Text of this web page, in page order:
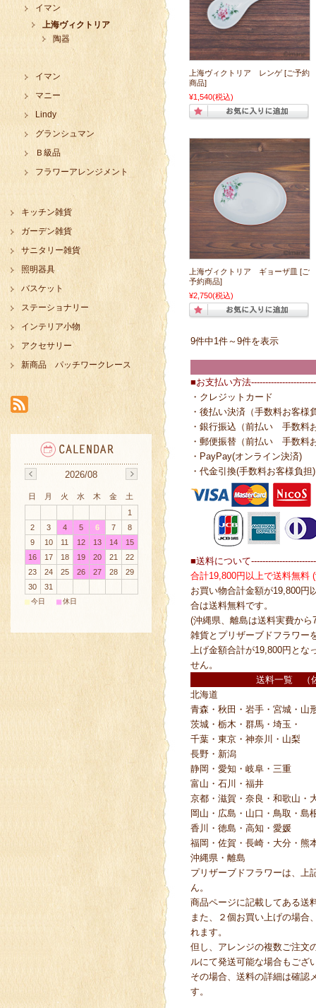
上海ヴィクトリア レンゲ [ご予約
商品]
¥1,540(税込)
上海ヴィクトリア ギョーザ皿 [ご
予約商品]
¥2,750(税込)
9件中1件～9件を表示
■お支払い方法
・クレジットカード
・後払い決済（手数料お客様
・銀行振込（前払い 手数料
・郵便振替（前払い 手数料
・PayPay(オンライン決済)
・代金引換(手数料お客様負担)
■送料について
合計19,800円以上で送料無料
お買い物合計金額が19,800円
合は送料無料です。
(沖縄県、離島は送料実費から
雑貨とプリザーブドフラワー
上げ金額合計が19,800円とな
せん。
送料一覧 （
北海道
青森・秋田・岩手・宮城・山
茨城・栃木・群馬・埼玉・
千葉・東京・神奈川・山梨
長野・新潟
静岡・愛知・岐阜・三重
富山・石川・福井
京都・滋賀・奈良・和歌山・
岡山・広島・山口・鳥取・島
香川・徳島・高知・愛媛
福岡・佐賀・長崎・大分・熊
沖縄県・離島
プリザーブドフラワーは、上
ん。
商品ページに記載してある送
また、２個お買い上げの場合
れます。
但し、アレンジの複数ご注文
ルにて発送可能な場合もござ
その場合、送料の詳細は確認
す。
イマン
上海ヴィクトリア
陶器
イマン
マニー
Lindy
グランシュマン
Ｂ級品
フラワーアレンジメント
キッチン雑貨
ガーデン雑貨
サニタリー雑貨
照明器具
バスケット
ステーショナリー
インテリア小物
アクセサリー
新商品 パッチワークレース
2026/08
日 月 火 水 木 金
土
1
2
3 4 5 6 7
8
9
10 11 12 13 14
15
16
17 18 19 20 21
22
23
24 25 26 27 28
29
30
31
■今日 ■休日